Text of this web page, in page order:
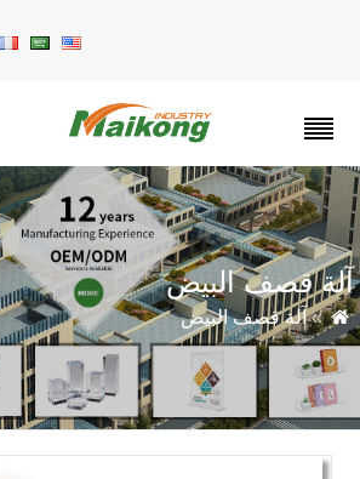
قصف البيض
»آلة قصف البيض